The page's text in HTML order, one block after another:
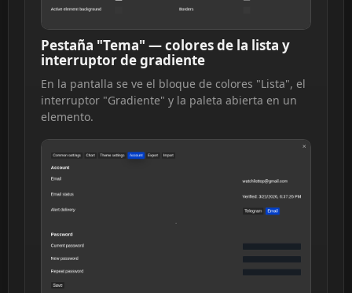
Pestaña "Tema" — colores de la lista y
interruptor de gradiente
En la pantalla se ve el bloque de colores "Lista", el
interruptor "Gradiente" y la paleta abierta en un
elemento.